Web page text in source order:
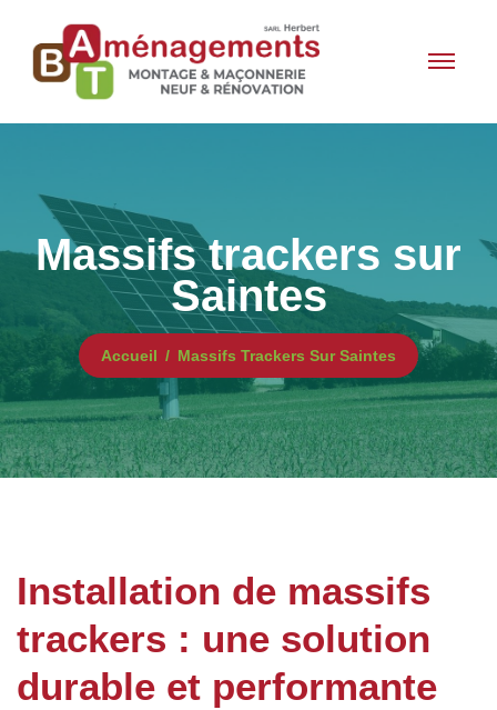
Massifs trackers sur
Saintes
Accueil Massifs Trackers Sur Saintes
Installation de massifs
trackers : une solution
durable et performante